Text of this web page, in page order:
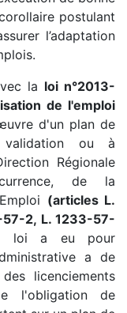
postulant
l’adaptation
la loi n°2013-
de l'emploi
d'un plan de
ou à
Régionale
de la
(articles L.
2, L. 1233-57-
loi a eu pour
a de
licenciements
l'obligation de